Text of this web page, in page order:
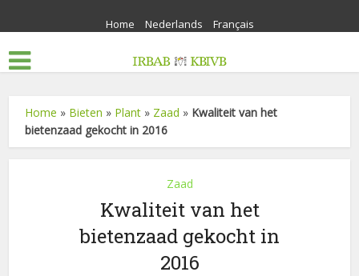
Home Nederlands Français
Home » Bieten » Plant » Zaad » Kwaliteit van het
bietenzaad gekocht in 2016
Zaad
Kwaliteit van het
bietenzaad gekocht in
2016